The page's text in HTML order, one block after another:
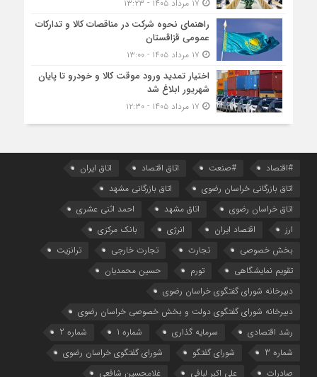
راهنمای نحوه شرکت در مناقصات کالا و تدارکات
عمومی قزاقستان
اختیار تمدید ورود موقت کالا و خودرو تا پایان
شهریور ابلاغ شد
#اقتصاد #صنعت اتاق اقتصاد
اتاق ایران
اتاق بازرگانی خراسان رضوی
اتاق بازرگانی مشهد
اتاق خراسان رضوی
اتاق مشهد
احمد اثنی عشری
ارز
اقتصاد ایران انرژی
بانک مرکزی
بخش خصوصی
تجارت تجارت خارجی
ترانزیت
تقویم نمایشگاهی
تورم
حسین محمدیان
دبیرخانه شورای گفتگوی خراسان رضوی
دبیرخانه شورای گفتگوی دولت و بخش خصوصی خراسان رضوی
رشد اقتصادی
سرمایه گذاری شماره 1
شماره 2
شماره 3
شورای گفتگو
شورای گفتگوی خراسان رضوی
صادرات
علی اکبر لبافی غلامحسین شافعی